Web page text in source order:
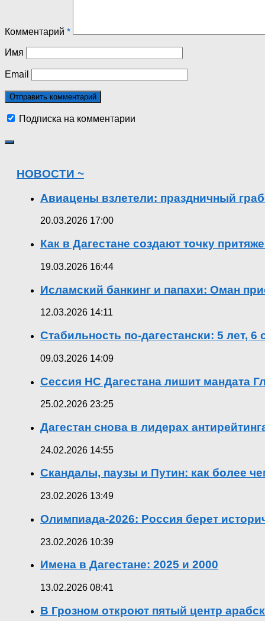
Комментарий *
Имя
Email
Подписка на комментарии
НОВОСТИ ~
Авиацены взлетели: праздничный
20.03.2026 17:00
Как в Дагестане создают точку
19.03.2026 16:44
Исламский банкинг и папахи: Оман
12.03.2026 14:11
Стабильность по-дагестански: 5 лет,
09.03.2026 14:09
Сессия НС Дагестана лишит мандата
25.02.2026 23:25
Дагестан снова в лидерах
24.02.2026 14:55
Скандалы, паузы и Путин: как более
23.02.2026 13:49
Олимпиада-2026: Россия берет
23.02.2026 10:39
Имена в Дагестане: 2025 и 2000
13.02.2026 08:41
В Грозном откроют пятый центр